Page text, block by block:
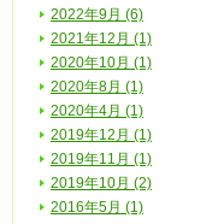
2022年9月 (6)
2021年12月 (1)
2020年10月 (1)
2020年8月 (1)
2020年4月 (1)
2019年12月 (1)
2019年11月 (1)
2019年10月 (2)
2016年5月 (1)